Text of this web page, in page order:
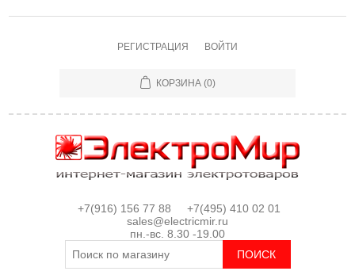
РЕГИСТРАЦИЯ ВОЙТИ
КОРЗИНА (0)
+7(916) 156 77 88 +7(495) 410 02 01
sales@electricmir.ru
пн.-вс. 8.30 -19.00